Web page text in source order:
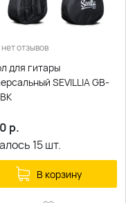
нет отзывов
для гитары
SEVILLIA GB-
р.
15шт.
В корзину